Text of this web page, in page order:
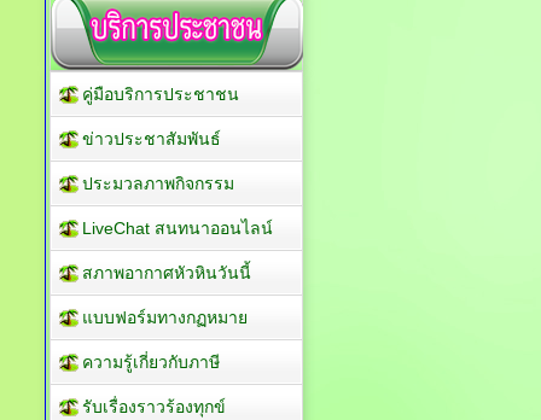
คู่มือบริการประชาชน
ข่าวประชาสัมพันธ์
ประมวลภาพกิจกรรม
LiveChat สนทนาออนไลน์
สภาพอากาศหัวหินวันนี้
แบบฟอร์มทางกฏหมาย
ความรู้เกี่ยวกับภาษี
รับเรื่องราวร้องทุกข์